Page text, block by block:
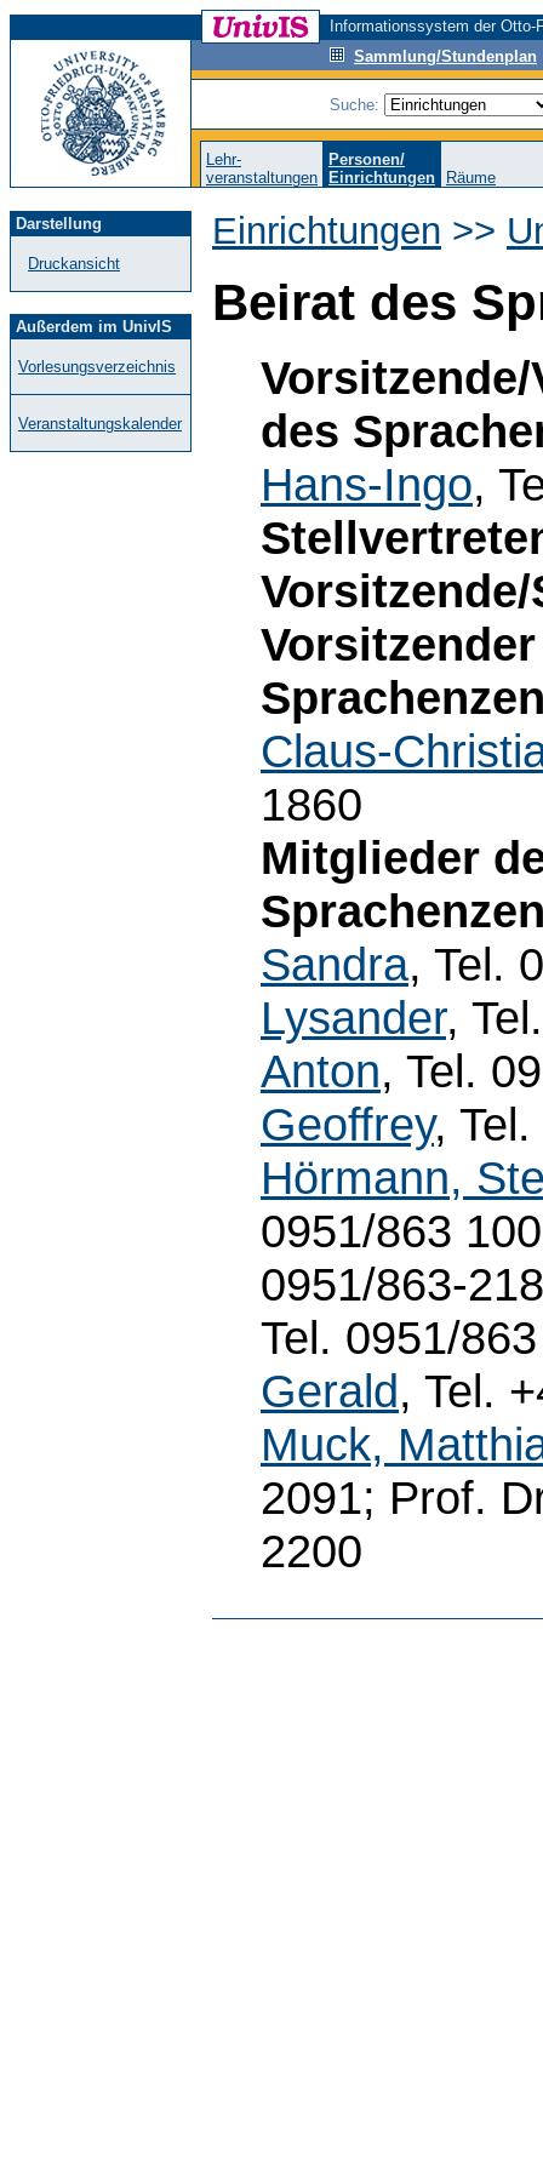
Informationssystem der
Sammlung/Stundenplan
Suche:
Lehr-
veranstaltungen
Personen/
Einrichtungen
Räume
Darstellung
Druckansicht
Außerdem im UnivIS
Vorlesungsverzeichnis
Veranstaltungskalender
Einrichtungen >>
Beirat des
des
Hans-Ingo,
Claus-
1860
Mitglieder
Sandra, Tel.
Lysander,
Anton, Tel.
Geoffrey,
Hörmann,
0951/863
0951/863-
Tel. 0951/
Gerald, Tel.
Muck,
2091; Prof.
2200